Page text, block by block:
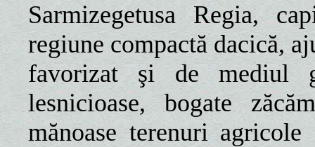
Sarmizegetusa Regia,
regiune compactă dacică,
favorizat şi de mediul
lesnicioase, bogate
mănoase terenuri